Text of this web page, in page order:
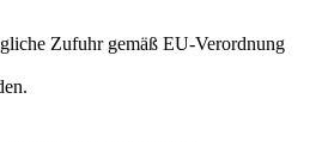
Zufuhr gemäß EU-Verordnung